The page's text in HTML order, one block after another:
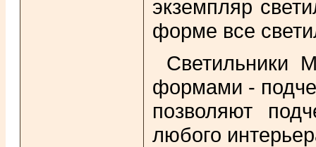
экземпляр
форме все
Светильники
формами -
позволяют
любого